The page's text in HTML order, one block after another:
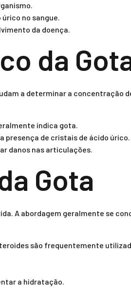
no sangue.
da doença.
da
a determinar a concentração
indica gota.
presença de cristais de ácido úrico.
danos nas articulações.
Gota
A abordagem geralmente se
são frequentemente
a hidratação.